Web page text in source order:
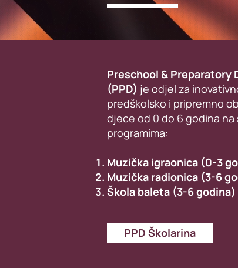
Preschool & Preparatory
(PPD) je odjel za
predškolsko i pripremno
djece od 0 do 6 godina
programima:
Muzička igraonica (0-3
Muzička radionica (3-6
Škola baleta (3-6 godina)
PPD Školarina